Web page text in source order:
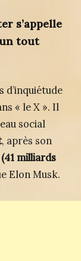
s’appelle
tout
d’inquiétude
« le X ». Il
social
, après son
milliards
Elon Musk.